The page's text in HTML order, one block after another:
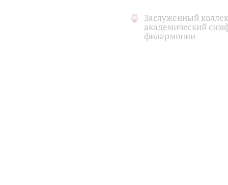
Заслуженный
академический
филармонии